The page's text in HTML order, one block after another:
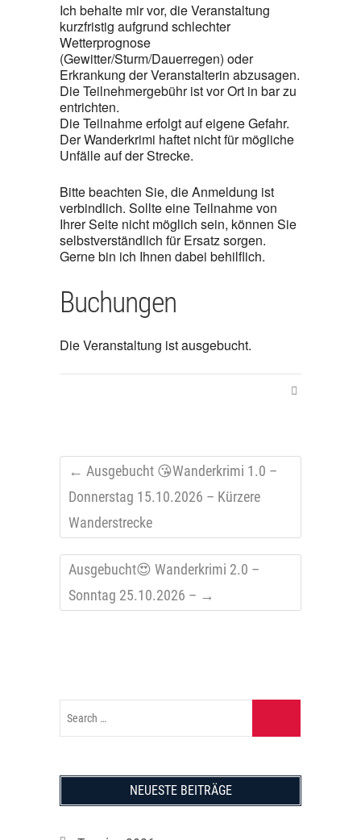
Ich behalte mir vor, die Veranstaltung
kurzfristig aufgrund schlechter
Wetterprognose
(Gewitter/Sturm/Dauerregen) oder
Erkrankung der Veranstalterin abzusagen.
Die Teilnehmergebühr ist vor Ort in bar zu
entrichten.
Die Teilnahme erfolgt auf eigene Gefahr.
Der Wanderkrimi haftet nicht für mögliche
Unfälle auf der Strecke.
Bitte beachten Sie, die Anmeldung ist
verbindlich. Sollte eine Teilnahme von
Ihrer Seite nicht möglich sein, können Sie
selbstverständlich für Ersatz sorgen.
Gerne bin ich Ihnen dabei behilflich.
Buchungen
Die Veranstaltung ist ausgebucht.
← Ausgebucht 😘Wanderkrimi 1.0 –
Donnerstag 15.10.2026 – Kürzere
Wanderstrecke
Ausgebucht😍 Wanderkrimi 2.0 –
Sonntag 25.10.2026 – →
NEUESTE BEITRÄGE